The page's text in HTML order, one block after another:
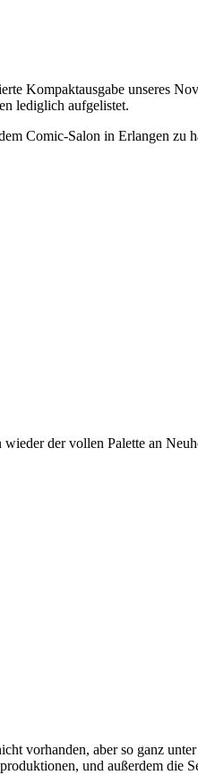
Kompaktausgabe unseres
lediglich aufgelistet.
Comic-Salon in Erlangen zu
der vollen Palette an
vorhanden, aber so ganz
und außerdem die